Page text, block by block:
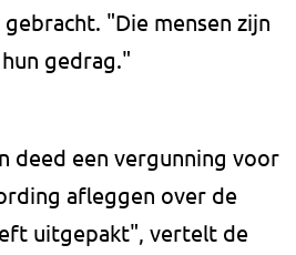
"Die mensen zijn
gedrag."
deed een vergunning voor
afleggen over de
uitgepakt", vertelt de